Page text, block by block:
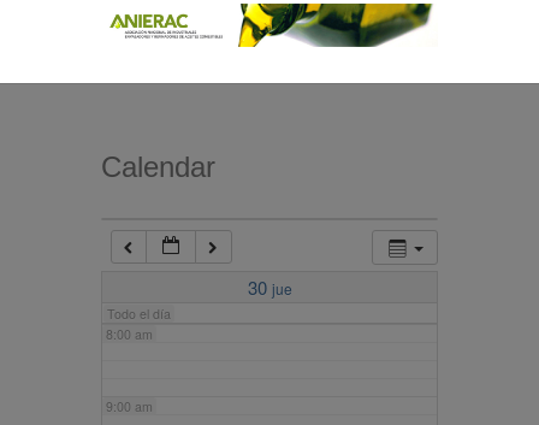
Calendar
30 jue
Todo el día
7:00 am
8:00 am
9:00 am